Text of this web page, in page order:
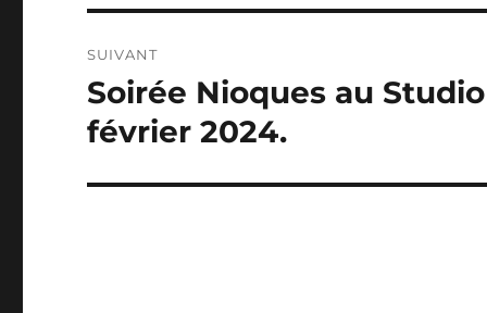
SUIVANT
Publication
suivante :
Soirée Nioques au
février 2024.